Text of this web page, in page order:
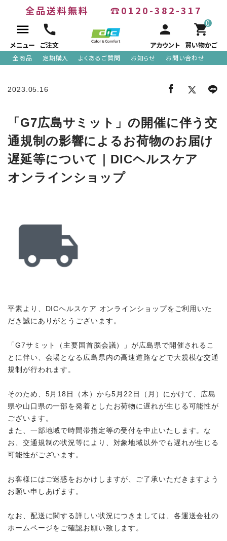
全品送料無料 ☎0120-382-317
menu
メニュー
call
ご注文
person
アカウント
0
shopping_cart
買い物かご
全商品 定期購入 よくあるご質問 お知らせ お問い合わせ
search
全商品
成分・原材料で探す
定期販売コース
機能性表示食品
2023.05.16
「G7広島サミット」の開催に伴う交
通規制の影響によるお荷物のお届け
遅延等について｜DICヘルスケア
オンラインショップ
平素より、DICヘルスケア オンラインショップをご利用いた
だき誠にありがとうございます。
「G7サミット（主要国首脳会議）」が広島県で開催されるこ
とに伴い、会場となる広島県内の高速道路などで大規模な交通
規制が行われます。
そのため、5月18日（木）から5月22日（月）にかけて、広島
県や山口県の一部を発着としたお荷物に遅れが生じる可能性が
ございます。
また、一部地域で時間帯指定等の受付を中止いたします。な
お、交通規制の状況等により、対象地域以外でも遅れが生じる
可能性がございます。
お客様にはご迷惑をおかけしますが、ご了承いただきますよう
お願い申しあげます。
なお、配送に関する詳しい状況につきましては、各運送会社の
ホームページをご確認お願い致します。